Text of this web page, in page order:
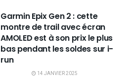
Garmin Epix Gen 2 : cette
montre de trail avec écran
AMOLED est à son prix le plus
bas pendant les soldes sur i-
run
14 JANVIER 2025